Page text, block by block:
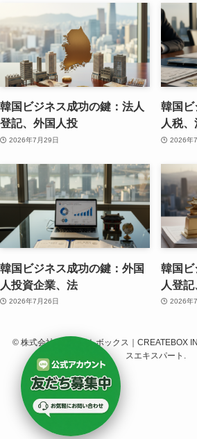
韓国ビジネス成功の鍵：法人
登記、外国人投
2026年7月29日
韓国ビ
人税
2026年
韓国ビジネス成功の鍵：外国
人投資企業、法
2026年7月26日
韓国ビ
人登
2026年
© 株式会社クリエイトボックス｜CREATEBOX
スエキスパート.